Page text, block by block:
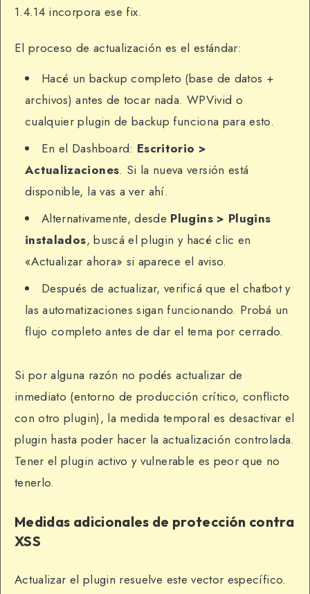
1.4.14 incorpora ese fix.
El proceso de actualización es el estándar:
Hacé un backup completo (base de datos +
archivos) antes de tocar nada. WPVivid o
cualquier plugin de backup funciona para esto.
En el Dashboard: Escritorio >
Actualizaciones. Si la nueva versión está
disponible, la vas a ver ahí.
Alternativamente, desde Plugins > Plugins
instalados, buscá el plugin y hacé clic en
«Actualizar ahora» si aparece el aviso.
Después de actualizar, verificá que el chatbot y
las automatizaciones sigan funcionando. Probá un
flujo completo antes de dar el tema por cerrado.
Si por alguna razón no podés actualizar de
inmediato (entorno de producción crítico, conflicto
con otro plugin), la medida temporal es desactivar el
plugin hasta poder hacer la actualización controlada.
Tener el plugin activo y vulnerable es peor que no
tenerlo.
Medidas adicionales de protección contra
XSS
Actualizar el plugin resuelve este vector específico.